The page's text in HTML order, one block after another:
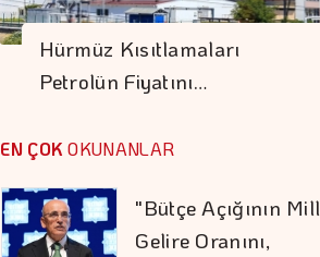
Hürmüz Kısıtlamaları
Petrolün Fiyatını…
EN ÇOK OKUNANLAR
Konutun Değerini
Koruyor
Otomotiv İhracatı
Milyar Dolar Oldu
"Bütçe Açığının
Gelire Oranını,